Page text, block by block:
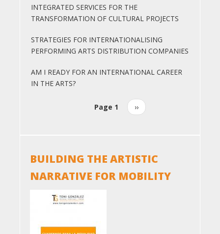
INTEGRATED SERVICES FOR THE
TRANSFORMATION OF CULTURAL PROJECTS
STRATEGIES FOR INTERNATIONALISING
PERFORMING ARTS DISTRIBUTION COMPANIES
AM I READY FOR AN INTERNATIONAL CAREER
IN THE ARTS?
Page 1
Next
page
››
BUILDING THE ARTISTIC
NARRATIVE FOR MOBILITY